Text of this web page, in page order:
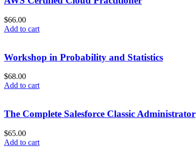
$66.00
Add to cart
Workshop in Probability and Statistics
$68.00
Add to cart
The Complete Salesforce Classic Administrator
$65.00
Add to cart